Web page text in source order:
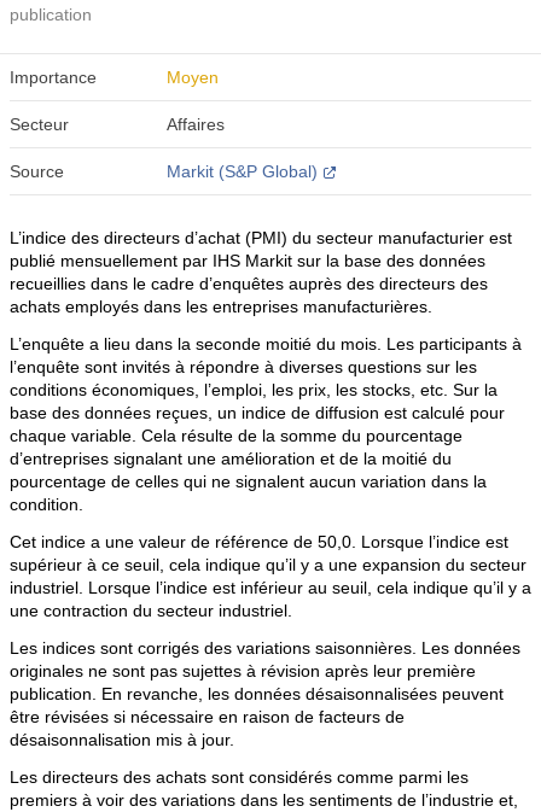
publication
Importance Moyen
Secteur Affaires
Source Markit (S&P Global)
L’indice des directeurs d’achat (PMI) du secteur manufacturier est
publié mensuellement par IHS Markit sur la base des données
recueillies dans le cadre d’enquêtes auprès des directeurs des
achats employés dans les entreprises manufacturières.
L’enquête a lieu dans la seconde moitié du mois. Les participants à
l’enquête sont invités à répondre à diverses questions sur les
conditions économiques, l’emploi, les prix, les stocks, etc. Sur la
base des données reçues, un indice de diffusion est calculé pour
chaque variable. Cela résulte de la somme du pourcentage
d’entreprises signalant une amélioration et de la moitié du
pourcentage de celles qui ne signalent aucun variation dans la
condition.
Cet indice a une valeur de référence de 50,0. Lorsque l’indice est
supérieur à ce seuil, cela indique qu’il y a une expansion du secteur
industriel. Lorsque l’indice est inférieur au seuil, cela indique qu’il y a
une contraction du secteur industriel.
Les indices sont corrigés des variations saisonnières. Les données
originales ne sont pas sujettes à révision après leur première
publication. En revanche, les données désaisonnalisées peuvent
être révisées si nécessaire en raison de facteurs de
désaisonnalisation mis à jour.
Les directeurs des achats sont considérés comme parmi les
premiers à voir des variations dans les sentiments de l’industrie et,